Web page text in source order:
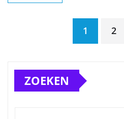
Berichten
paginering
1 2
ZOEKEN